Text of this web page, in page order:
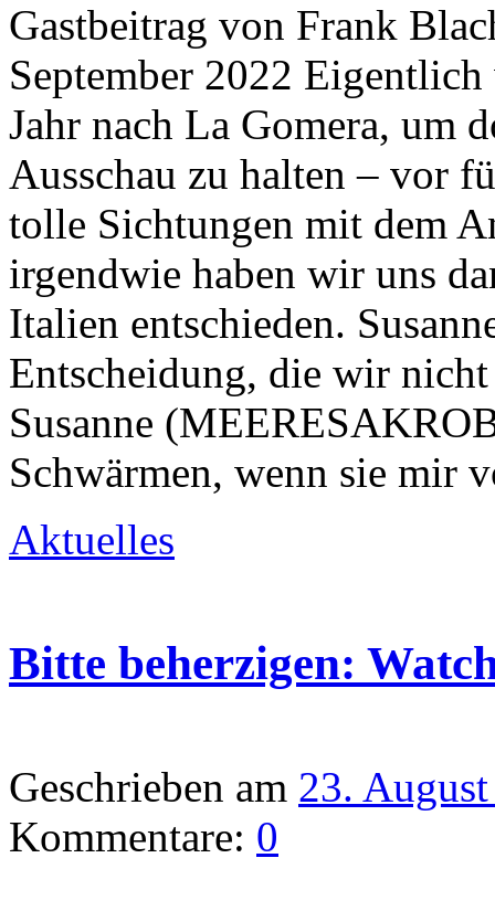
Gastbeitrag von Frank
September 2022
Jahr nach La Gomera, um
Ausschau zu halten – vor
tolle Sichtungen mit dem
irgendwie haben wir uns
Italien entschieden.
Entscheidung, die wir
Susanne
Schwärmen, wenn sie mir
Aktuelles
Bitte beherzigen:
Geschrieben am 23.
Kommentare: 0